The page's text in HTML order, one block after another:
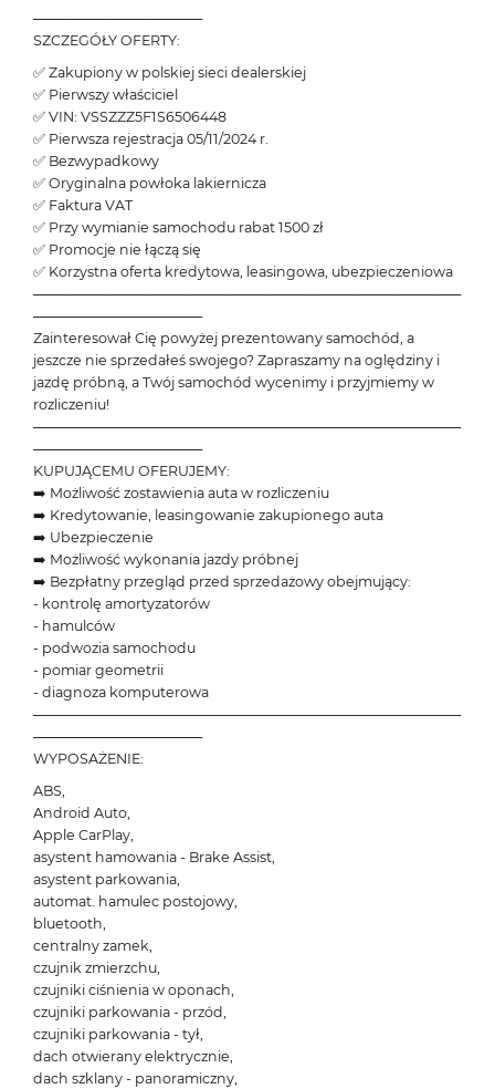
─────────────────
SZCZEGÓŁY OFERTY:
✅ Zakupiony w polskiej sieci dealerskiej
✅ Pierwszy właściciel
✅ VIN: VSSZZZ5F1S6506448
✅ Pierwsza rejestracja 05/11/2024 r.
✅ Bezwypadkowy
✅ Oryginalna powłoka lakiernicza
✅ Faktura VAT
✅ Przy wymianie samochodu rabat 1500 zł
✅ Promocje nie łączą się
✅ Korzystna oferta kredytowa, leasingowa, ubezpieczeniowa
───────────────────────────────────────────
─────────────────
Zainteresował Cię powyżej prezentowany samochód, a
jeszcze nie sprzedałeś swojego? Zapraszamy na oględziny i
jazdę próbną, a Twój samochód wycenimy i przyjmiemy w
rozliczeniu!
───────────────────────────────────────────
─────────────────
KUPUJĄCEMU OFERUJEMY:
➡️ Możliwość zostawienia auta w rozliczeniu
➡️ Kredytowanie, leasingowanie zakupionego auta
➡️ Ubezpieczenie
➡️ Możliwość wykonania jazdy próbnej
➡️ Bezpłatny przegląd przed sprzedażowy obejmujący:
- kontrolę amortyzatorów
- hamulców
- podwozia samochodu
- pomiar geometrii
- diagnoza komputerowa
───────────────────────────────────────────
─────────────────
WYPOSAŻENIE:
ABS,
Android Auto,
Apple CarPlay,
asystent hamowania - Brake Assist,
asystent parkowania,
automat. hamulec postojowy,
bluetooth,
centralny zamek,
czujnik zmierzchu,
czujniki ciśnienia w oponach,
czujniki parkowania - przód,
czujniki parkowania - tył,
dach otwierany elektrycznie,
dach szklany - panoramiczny,